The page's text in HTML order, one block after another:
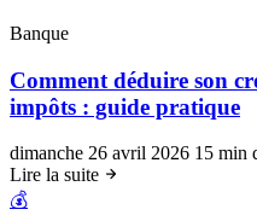
Banque
Comment déduire son
impôts : guide pratique
dimanche 26 avril 2026 15 min
Lire la suite
💰